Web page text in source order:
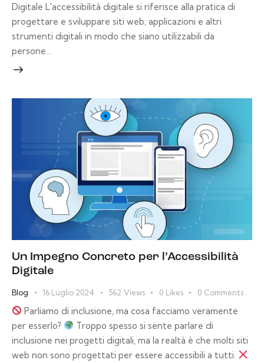
Digitale L'accessibilità digitale si riferisce alla pratica di
progettare e sviluppare siti web, applicazioni e altri
strumenti digitali in modo che siano utilizzabili da
persone…
Un Impegno Concreto per l’Accessibilità
Digitale
Blog 16 Luglio 2024 562 Views 0 Likes 0 Comments
Parliamo di inclusione, ma cosa facciamo veramente
per esserlo?
Troppo spesso si sente parlare di
inclusione nei progetti digitali, ma la realtà è che molti siti
web non sono progettati per essere accessibili a tutti.